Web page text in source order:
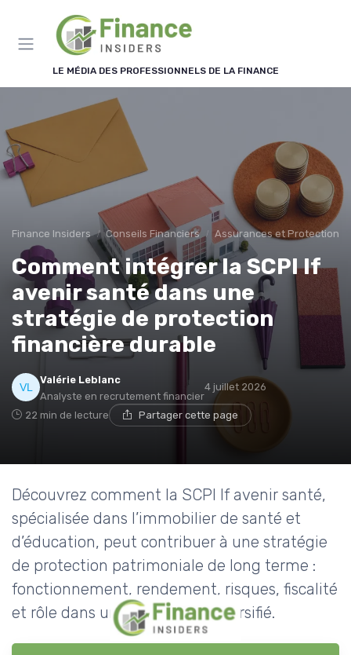
LE MÉDIA DES PROFESSIONNELS DE LA FINANCE
Finance Insiders Conseils Financiers Assurances et Protections
Comment intégrer la SCPI lf
avenir santé dans une
stratégie de protection
financière durable
Valérie Leblanc
Analyste en recrutement financier
4 juillet 2026
22 min de lecture Partager cette page
Découvrez comment la SCPI lf avenir santé,
spécialisée dans l’immobilier de santé et
d’éducation, peut contribuer à une stratégie
de protection patrimoniale de long terme :
fonctionnement, rendement, risques, fiscalité
et rôle dans un portefeuille diversifié.